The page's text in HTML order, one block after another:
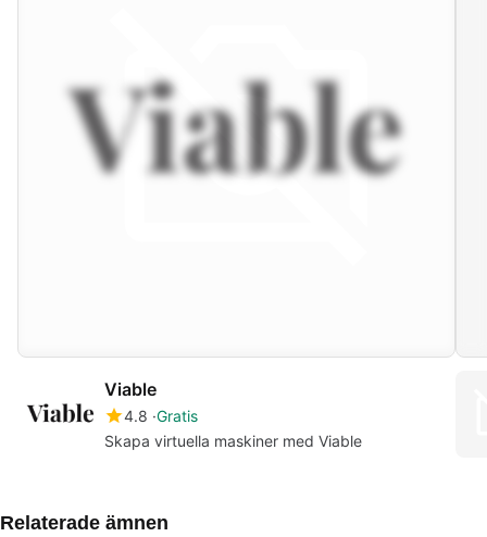
Viable
4.8 Gratis
Skapa virtuella maskiner med Viable
Relaterade ämnen